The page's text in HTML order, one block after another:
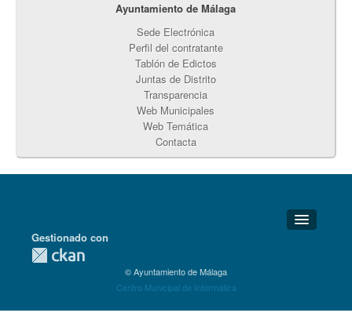
Ayuntamiento de Málaga
Sede Electrónica
Perfil del contratante
Tablón de Edictos
Juntas de Distrito
Transparencia
Web Municipales
Web Temática
Contacta
Detalles Técnicos
Gestionado con
© Ayuntamiento de Málaga
Centro Municipal de Informática